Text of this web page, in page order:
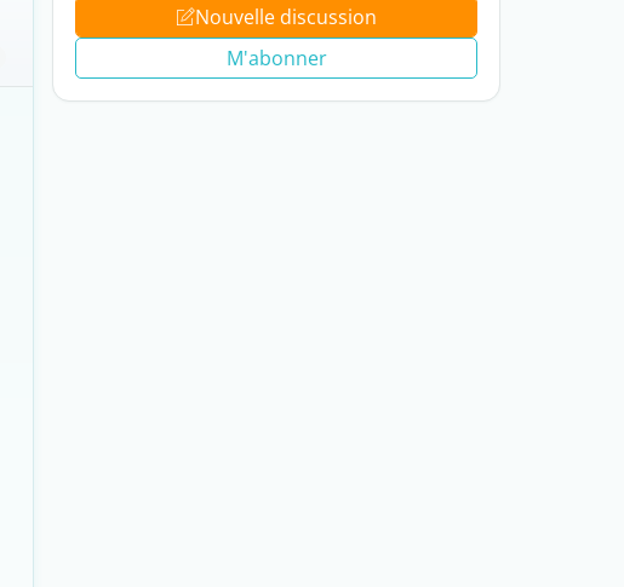
Nouvelle discussion
M'abonner